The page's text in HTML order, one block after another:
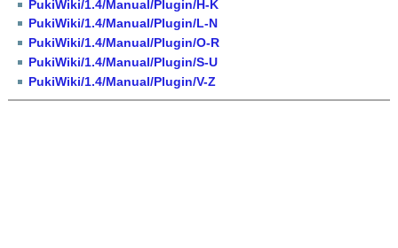
PukiWiki/1.4/Manual/Plugin/H-K
PukiWiki/1.4/Manual/Plugin/L-N
PukiWiki/1.4/Manual/Plugin/O-R
PukiWiki/1.4/Manual/Plugin/S-U
PukiWiki/1.4/Manual/Plugin/V-Z